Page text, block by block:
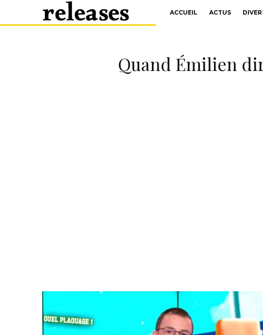
ACCUEIL ACTUS
Quand Émilien